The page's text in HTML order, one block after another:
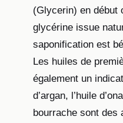
(Glycerin) en début
glycérine issue
saponification est
Les huiles de
également un
d’argan, l’huile
bourrache sont des